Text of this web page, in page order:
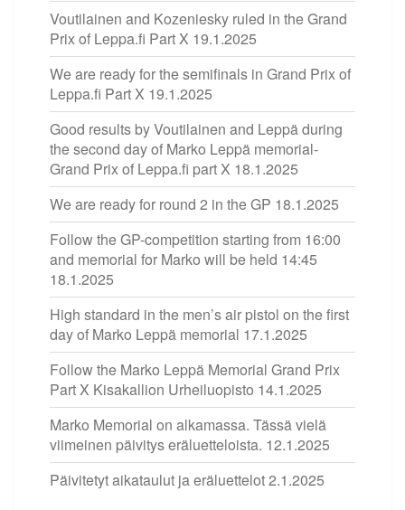
Voutilainen and Kozeniesky ruled in the Grand
Prix of Leppa.fi Part X 19.1.2025
We are ready for the semifinals in Grand Prix of
Leppa.fi Part X 19.1.2025
Good results by Voutilainen and Leppä during
the second day of Marko Leppä memorial-
Grand Prix of Leppa.fi part X 18.1.2025
We are ready for round 2 in the GP 18.1.2025
Follow the GP-competition starting from 16:00
and memorial for Marko will be held 14:45
18.1.2025
High standard in the men’s air pistol on the first
day of Marko Leppä memorial 17.1.2025
Follow the Marko Leppä Memorial Grand Prix
Part X Kisakallion Urheiluopisto 14.1.2025
Marko Memorial on alkamassa. Tässä vielä
viimeinen päivitys eräluetteloista. 12.1.2025
Päivitetyt aikataulut ja eräluettelot2.1.2025